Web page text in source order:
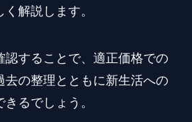
解説します。
認することで、適正価格での
去の整理とともに新生活への
るでしょう。